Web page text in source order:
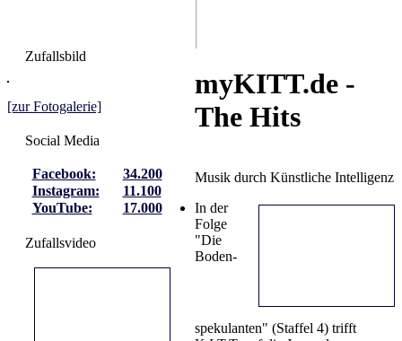
Zufallsbild
[zur Fotogalerie]
Social Media
Facebook:
34.200
Instagram:
11.100
YouTube:
17.000
Zufallsvideo
myKITT.de -
The Hits
Musik durch Künstliche Intelligenz
In der
Folge
"Die
Boden­
spekulanten" (Staffel 4) trifft